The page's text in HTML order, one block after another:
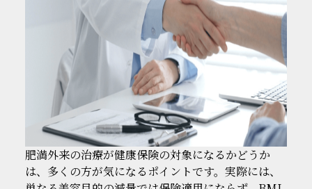
肥満外来の治療が健康保険の対象になるかどうか
は、多くの方が気になるポイントです。実際には、